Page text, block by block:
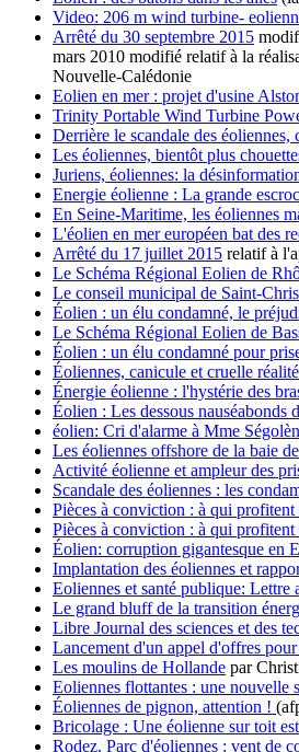
Video: 206 m wind turbine-
Arrêté du 30 septembre 2015
mars 2010 modifié relatif à la
Nouvelle-Calédonie
Eolien en mer : projet d'usine
Trinity Portable Wind Turbine
Derrière le scandale des éoliennes,
Les éoliennes, bientôt plus
Juriens, éoliennes: la
Energie éolienne : La grande
En Seine-Maritime, les éoliennes
L'éolien en mer européen bat des
Arrêté du 17 juillet 2015 relatif à
Le Schéma Régional Eolien de
Le conseil municipal de Saint-
Éolien : un élu condamné, le
Le Schéma Régional Eolien de
Éolien : un élu condamné pour
Éoliennes, canicule et cruelle
Énergie éolienne : l'hystérie des
Éolien : Les dessous nauséabonds
éolien: Cri d'alarme à Mme
Les éoliennes offshore de la baie
Activité éolienne et ampleur des
Scandale des éoliennes : les
Pièces à conviction : à qui profitent
Pièces à conviction : à qui
Éolien: corruption gigantesque en
Implantation des éoliennes et
Eoliennes et santé publique: Lettre
Le grand bluff de la transition
Libre Journal des sciences et des
Lancement d'un appel d'offres
Les moulins de Hollande par
Eoliennes flottantes : une nouvelle
Éoliennes de pignon, attention !
Bricolage : Une éolienne sur toit
Rodez. Parc d'éoliennes : vent de